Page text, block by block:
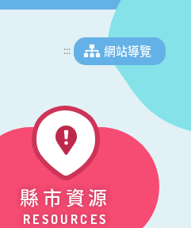
::: 網站導覽
縣市資源
RESOURCES